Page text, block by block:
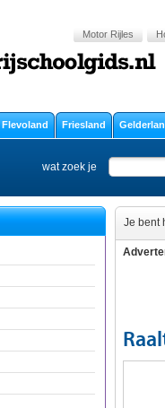
Motor Rijles
Flevoland Friesland
wat zoek je
Je bent